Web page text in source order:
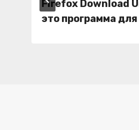
Firefox Download
это программа